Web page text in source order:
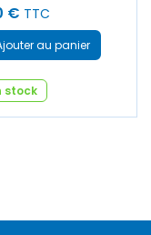
€ TTC
au panier
stock